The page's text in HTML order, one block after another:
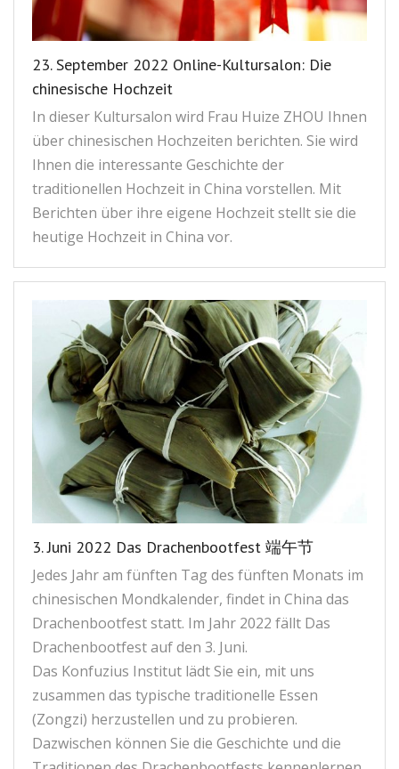
23. September 2022 Online-Kultursalon: Die
chinesische Hochzeit
In dieser Kultursalon wird Frau Huize ZHOU Ihnen
über chinesischen Hochzeiten berichten. Sie wird
Ihnen die interessante Geschichte der
traditionellen Hochzeit in China vorstellen. Mit
Berichten über ihre eigene Hochzeit stellt sie die
heutige Hochzeit in China vor.
3. Juni 2022 Das Drachenbootfest 端午节
Jedes Jahr am fünften Tag des fünften Monats im
chinesischen Mondkalender, findet in China das
Drachenbootfest statt. Im Jahr 2022 fällt Das
Drachenbootfest auf den 3. Juni.
Das Konfuzius Institut lädt Sie ein, mit uns
zusammen das typische traditionelle Essen
(Zongzi) herzustellen und zu probieren.
Dazwischen können Sie die Geschichte und die